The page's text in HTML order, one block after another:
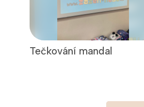
Tečkování mandal